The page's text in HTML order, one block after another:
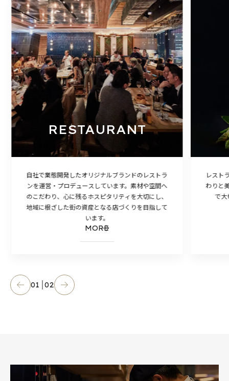
RESTAURANT
自社で業態開発したオリジナルブランドのレストラ
ンを運営・プロデュースしています。素材や空間へ
のこだわり、心に残るホスピタリティを大切にし、
地域に根ざした街の資産となる店づくりを目指して
います。
MORE
レスト
わりと
で大
01 02